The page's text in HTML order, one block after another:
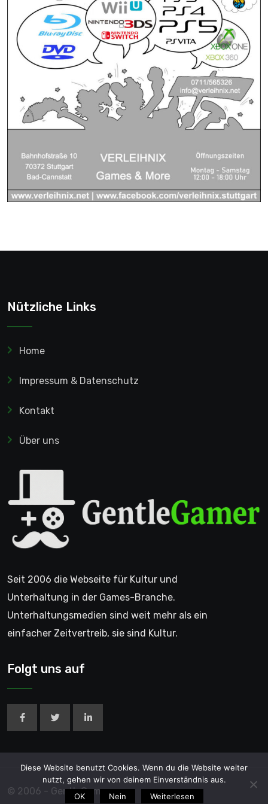
Nützliche Links
Home
Impressum & Datenschutz
Kontakt
Über uns
Seit 2006 die Webseite für Kultur und
Unterhaltung in der Games-Branche.
Unterhaltungsmedien sind weit mehr als ein
einfacher Zeitvertreib, sie sind Kultur.
Folgt uns auf
© 2006 - GentleGamer
Diese Website benutzt Cookies. Wenn du die Website weiter
nutzt, gehen wir von deinem Einverständnis aus.
OK
Nein Weiterlesen